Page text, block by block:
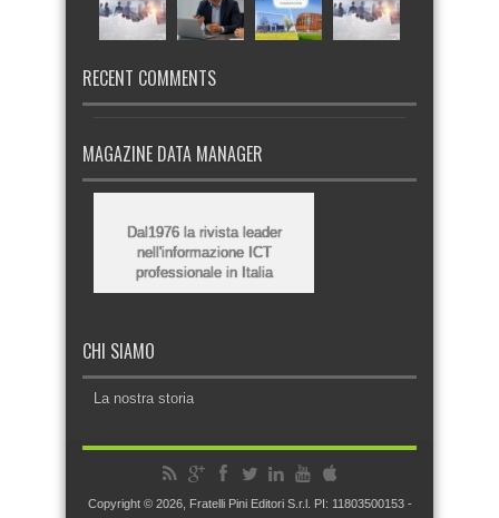
RECENT COMMENTS
MAGAZINE DATA MANAGER
Dal1976 la rivista leader
nell'informazione ICT
professionale in Italia
CHI SIAMO
La nostra storia
Copyright © 2026, Fratelli Pini Editori S.r.l. PI: 11803500153 -